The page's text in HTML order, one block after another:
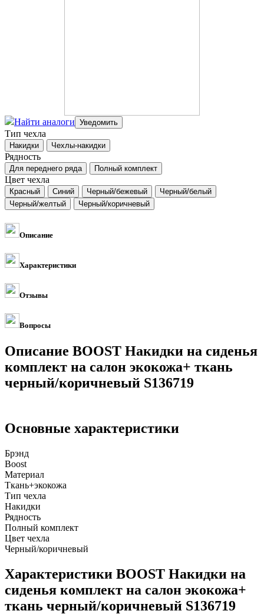
Найти аналоги
Тип чехла
Рядность
Цвет чехла
Описание
Характеристики
Отзывы
Вопросы
Описание BOOST Накидки на сиденья
комплект на салон экокожа+ ткань
черный/коричневый S136719
Основные характеристики
Брэнд
Boost
Материал
Ткань+экокожа
Тип чехла
Накидки
Рядность
Полный комплект
Цвет чехла
Черный/коричневый
Характеристики BOOST Накидки на
сиденья комплект на салон экокожа+
ткань черный/коричневый S136719